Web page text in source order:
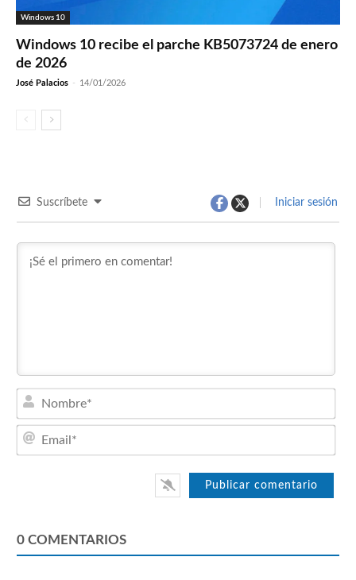
Windows 10
Windows 10 recibe el parche KB5073724 de enero
de 2026
José Palacios - 14/01/2026
Suscríbete Iniciar sesión
0 COMENTARIOS